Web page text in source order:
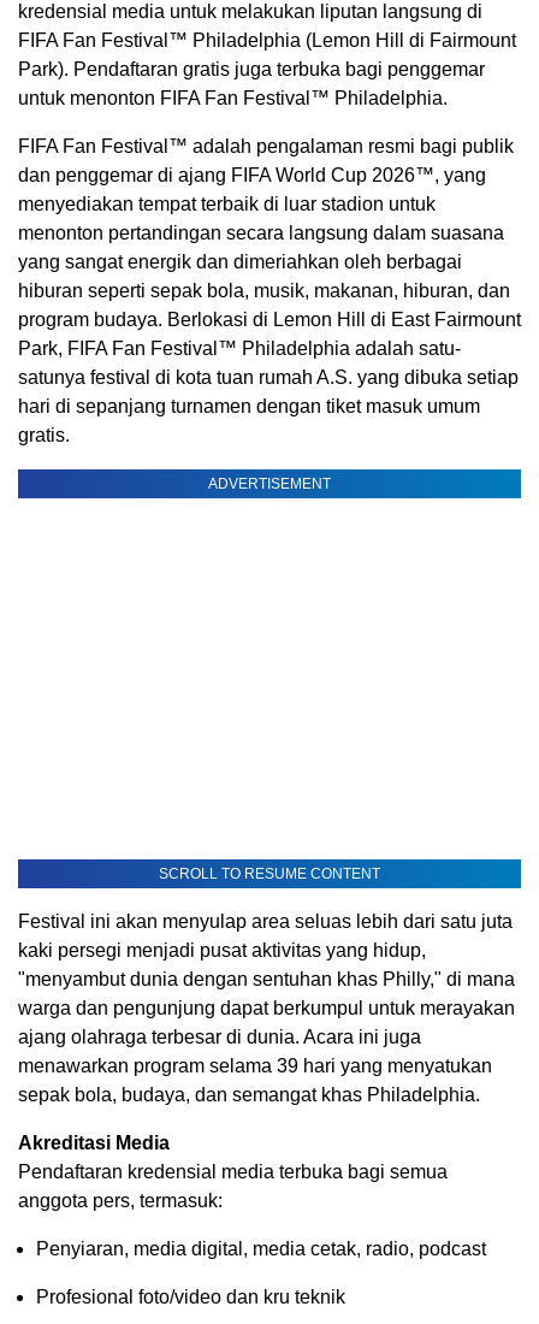
kredensial media untuk melakukan liputan langsung di
FIFA Fan Festival™ Philadelphia (Lemon Hill di Fairmount
Park). Pendaftaran gratis juga terbuka bagi penggemar
untuk menonton FIFA Fan Festival™ Philadelphia.
FIFA Fan Festival™ adalah pengalaman resmi bagi publik
dan penggemar di ajang FIFA World Cup 2026™, yang
menyediakan tempat terbaik di luar stadion untuk
menonton pertandingan secara langsung dalam suasana
yang sangat energik dan dimeriahkan oleh berbagai
hiburan seperti sepak bola, musik, makanan, hiburan, dan
program budaya. Berlokasi di Lemon Hill di East Fairmount
Park, FIFA Fan Festival™ Philadelphia adalah satu-
satunya festival di kota tuan rumah A.S. yang dibuka setiap
hari di sepanjang turnamen dengan tiket masuk umum
gratis.
ADVERTISEMENT
SCROLL TO RESUME CONTENT
Festival ini akan menyulap area seluas lebih dari satu juta
kaki persegi menjadi pusat aktivitas yang hidup,
"menyambut dunia dengan sentuhan khas Philly," di mana
warga dan pengunjung dapat berkumpul untuk merayakan
ajang olahraga terbesar di dunia. Acara ini juga
menawarkan program selama 39 hari yang menyatukan
sepak bola, budaya, dan semangat khas Philadelphia.
Akreditasi Media
Pendaftaran kredensial media terbuka bagi semua
anggota pers, termasuk:
Penyiaran, media digital, media cetak, radio, podcast
Profesional foto/video dan kru teknik